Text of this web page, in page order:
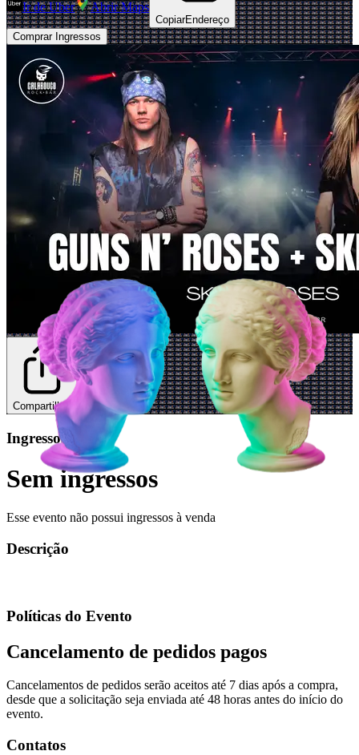
Ir de Uber Abrir Maps
CopiarEndereço
Comprar Ingressos
Compartilhar
Ingressos
Sem ingressos
Esse evento não possui ingressos à venda
Descrição
Políticas do Evento
Cancelamento de pedidos pagos
Cancelamentos de pedidos serão aceitos até 7 dias após a compra,
desde que a solicitação seja enviada até 48 horas antes do início do
evento.
Contatos